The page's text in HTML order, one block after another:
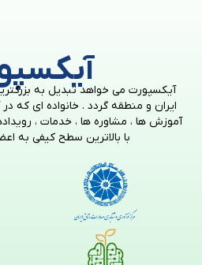
آیکسپورت می خواهد تبدیل به
ایران و منطقه گردد . خانواده ای که در
آموزش ها ، مشاوره ها ، خدمات ،
با بالاترین سطح کیفی به